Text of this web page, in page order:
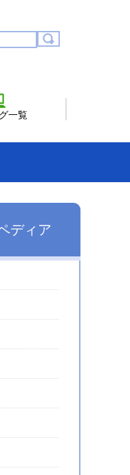
一覧
ディア